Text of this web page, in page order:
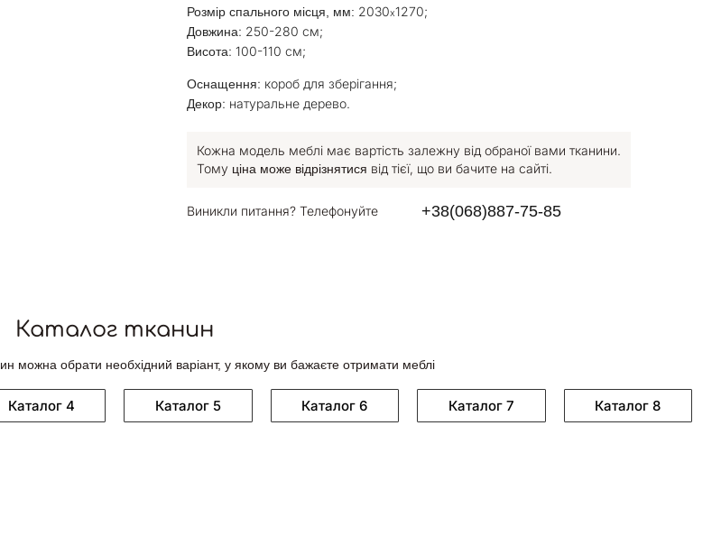
Розмір спального місця, мм: 2030х1270;
Довжина: 250-280 см;
Висота: 100-110 см;
Оснащення: короб для зберігання;
Декор: натуральне дерево.
Кожна модель меблі має вартість залежну від обраної вами тканини.
Тому ціна може відрізнятися від тієї, що ви бачите на сайті.
Виникли питання? Телефонуйте +38(068)887-75-85
Каталог тканин
можна обрати необхідний варіант, у якому ви бажаєте отримати меблі
Каталог 4 Каталог 5 Каталог 6 Каталог 7 Каталог 8